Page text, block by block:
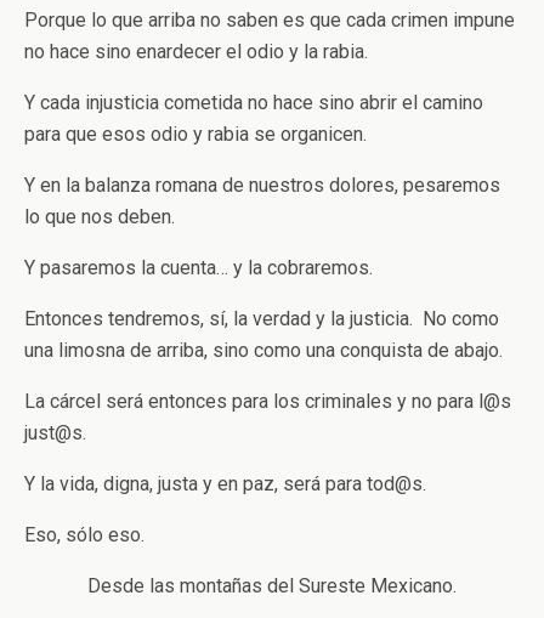
Porque lo que arriba no saben es que cada crimen impune
no hace sino enardecer el odio y la rabia.
Y cada injusticia cometida no hace sino abrir el camino
para que esos odio y rabia se organicen.
Y en la balanza romana de nuestros dolores, pesaremos
lo que nos deben.
Y pasaremos la cuenta… y la cobraremos.
Entonces tendremos, sí, la verdad y la justicia. No como
una limosna de arriba, sino como una conquista de abajo.
La cárcel será entonces para los criminales y no para l@s
just@s.
Y la vida, digna, justa y en paz, será para tod@s.
Eso, sólo eso.
Desde las montañas del Sureste Mexicano.